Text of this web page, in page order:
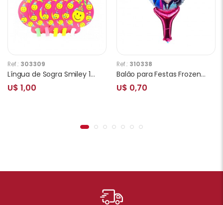
Ref.: 303309
Língua de Sogra Smiley 10 Unidades
U$ 1,00
Ref.: 310338
Balâo para Festas Frozen YSBLY368 com Cabo
U$ 0,70